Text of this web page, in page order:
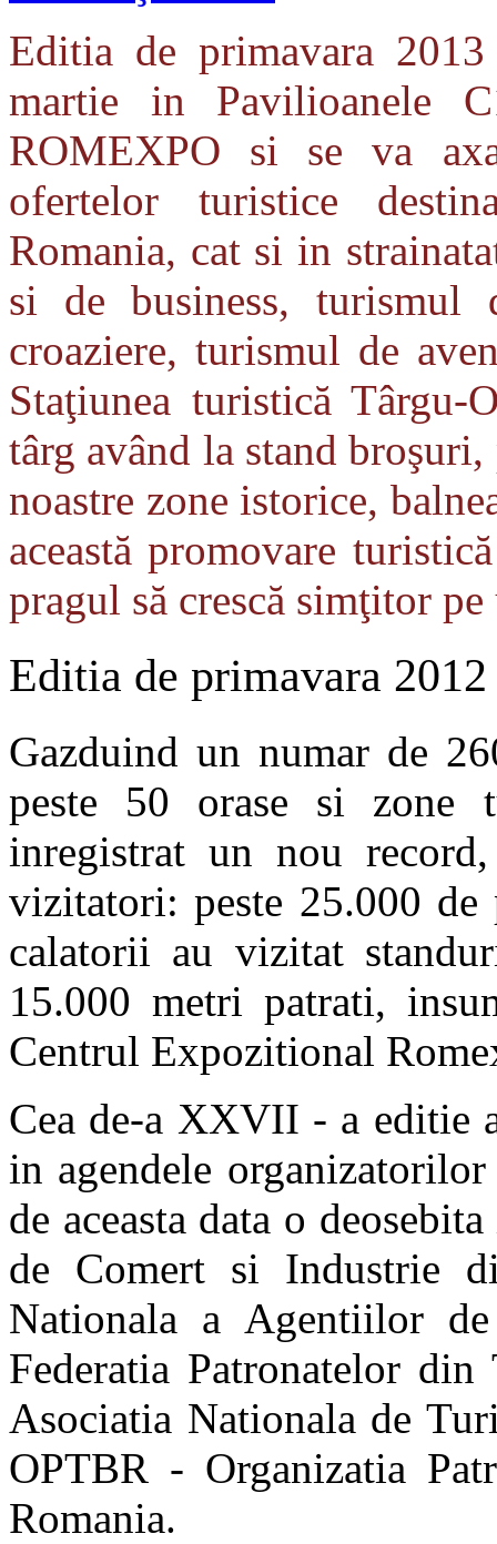
Editia de primavara
martie in
ROMEXPO si se va
ofertelor turistice
Romania, cat si in
si de business, turismul
croaziere, turismul de
Staţiunea turistică Târgu-
târg având la stand
noastre zone istorice,
această promovare
pragul să crescă simţitor
Editia de primavara
Gazduind un numar de
peste 50 orase si zone
inregistrat un nou
vizitatori: peste 25.000 de
calatorii au vizitat
15.000 metri patrati,
Centrul Expozitional
Cea de-a XXVII - a editie
in agendele
de aceasta data o
de Comert si Industrie
Nationala a Agentiilor
Federatia Patronatelor
Asociatia Nationala de
OPTBR - Organizatia
Romania.